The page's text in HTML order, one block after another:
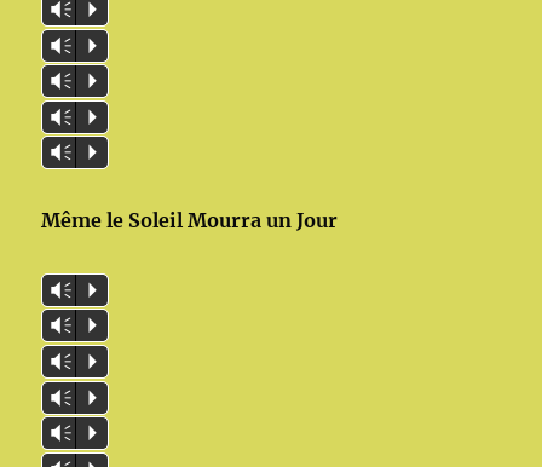
Vm P
Vm P
Vm P
Vm P
Vm P
Même le Soleil Mourra un Jour
Vm P
Vm P
Vm P
Vm P
Vm P